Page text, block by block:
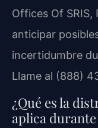
Offices Of SRIS,
anticipar
incertidumbre
Llame al (888)
¿Qué es la
aplica